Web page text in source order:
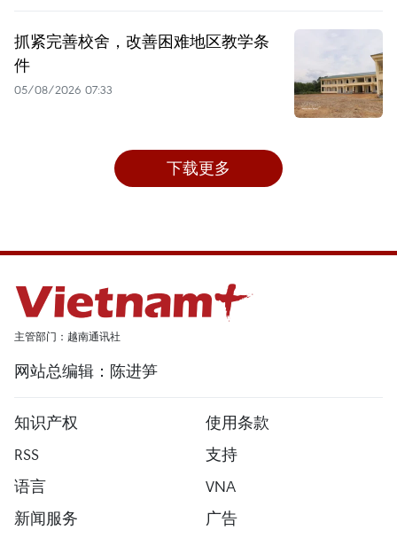
抓紧完善校舍，改善困难地区教学条
件
05/08/2026 07:33
下载更多
主管部门：越南通讯社
网站总编辑：陈进笋
知识产权
使用条款
RSS
支持
语言
VNA
新闻服务
广告